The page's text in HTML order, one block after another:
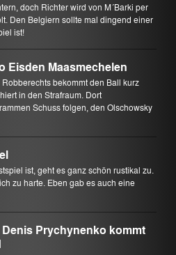
doch Richter wird von M´Barki per
Den Belgiern sollte mal dingend einer
ist!
Eisden Maasmechelen
bekommt den Ball kurz
in den Strafraum. Dort
Schuss folgen, den Olschowsky
ist, geht es ganz schön rustikal zu.
zu harte. Eben gab es auch eine
Prychynenko kommt